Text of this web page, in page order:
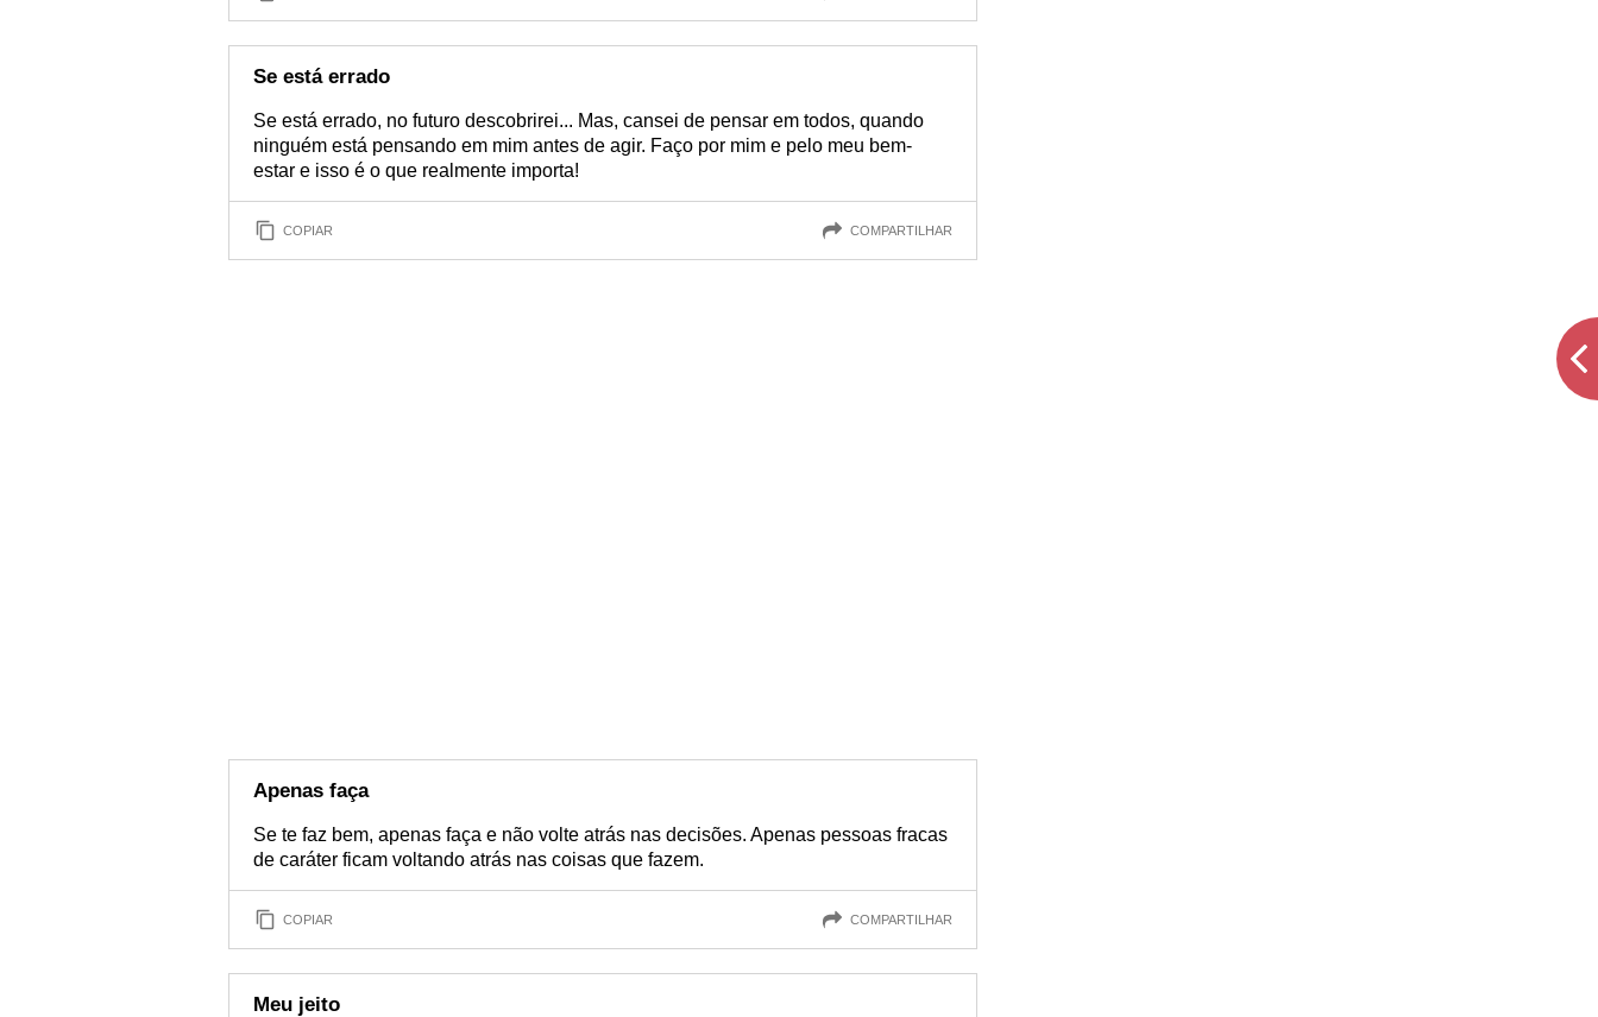
Se está errado
Se está errado, no futuro descobrirei... Mas, cansei de pensar em todos, quando
ninguém está pensando em mim antes de agir. Faço por mim e pelo meu bem-
estar e isso é o que realmente importa!
COPIAR COMPARTILHAR
Apenas faça
Se te faz bem, apenas faça e não volte atrás nas decisões. Apenas pessoas fracas
de caráter ficam voltando atrás nas coisas que fazem.
COPIAR COMPARTILHAR
Meu jeito